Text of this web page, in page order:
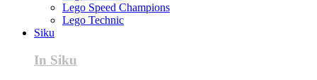
Lego Speed Champions
Lego Technic
Siku
In Siku